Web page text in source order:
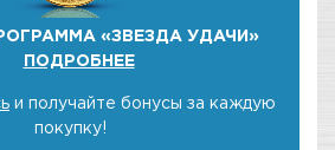
«ЗВЕЗДА УДАЧИ»
ПОДРОБНЕЕ
и получайте бонусы за каждую
покупку!